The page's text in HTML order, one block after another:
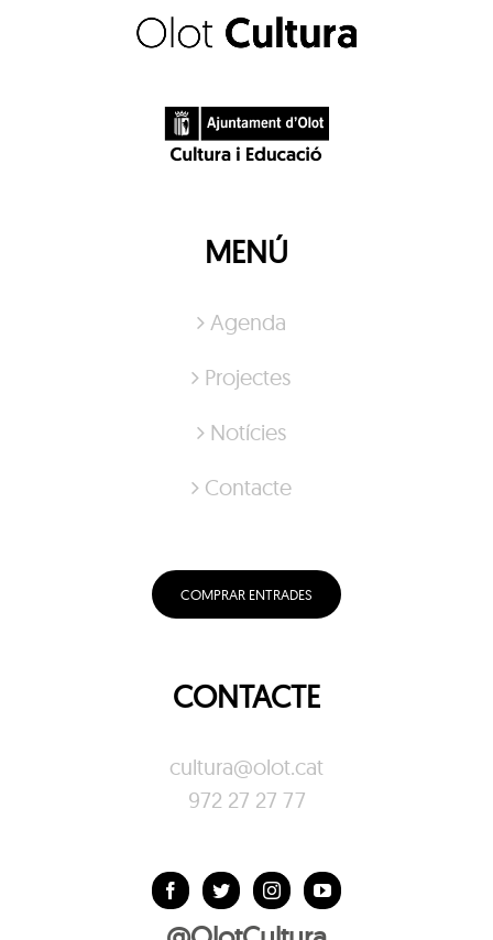
MENÚ
Agenda
Projectes
Notícies
Contacte
COMPRAR ENTRADES
CONTACTE
cultura@olot.cat
972 27 27 77